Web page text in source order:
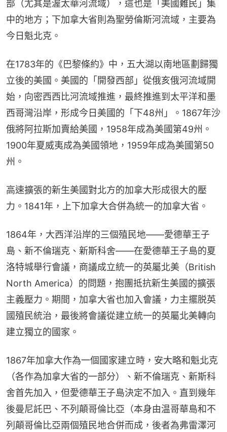
部（尤其是渥太華河流域），這也是「美國難民」集
中的地方；下加拿大省則為聖勞倫斯河流域，主要為
今日魁北克。
在1783年的《巴黎條約》中，五大湖以南地區劃歸獨
立後的美國。美國的「開發西部」從俄亥俄河流域開
始，向密西西比河流域推進，最終推進到太平洋和墨
西哥灣沿岸，形成今日美國的「下48州」。1867年沙
俄將阿拉斯加賣給美國，1958年成為美國第49州。
1900年夏威夷成為美國領地，1959年成為美國第50
州。
高速擴張的新生美國對北方的加拿大形成很大的壓
力。1841年，上下加拿大合併為統一的加拿大省。
1864年，大西洋沿岸的三個殖民地——愛德華王子
島、新不倫瑞克、新斯科舍——在愛德華王子島的夏
洛特城舉行會議，商議成立統一的英屬北美（British
North America）的問題，抱團抵抗新生美國的擴張
主義壓力。期間，加拿大省也加入會議，力主擺脱英
國殖民統治，最後將會議從建立統一的英屬北美轉向
建立獨立的國家。
1867年加拿大作為一個國家建立時，安大略和魁北克
（各作為加拿大省的一部分）、新不倫瑞克、新斯科
舍首先加入，但愛德華王子島決定不加入。直到幾年
後曼尼託巴、不列顛哥倫比亞（本身由温哥華島和不
列顛哥倫比亞兩個殖民地合併而成，後者為弗雷澤河